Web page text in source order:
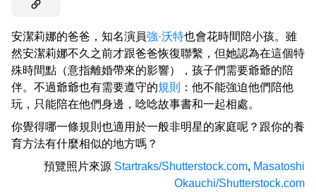
安潔莉娜的爸爸，知名演員強·沃特也會花時間陪小孩。雖
然安潔莉娜不久之前才跟爸爸恢復聯繫，但她認為在這個特
殊時間點（意指離婚帶來的影響），孩子們需要爺爺的陪
伴。不過爺爺也有需要遵守的規則
：他不能強迫他們陪他
玩，只能陪在他們身邊，唸唸故事書和一起相處。
你覺得哪一條規則也適用於一般非明星的家庭呢？跟你的養
育方法有什麼相似的地方嗎？
預覽照片來源 Startraks/Shutterstock.com, Masatoshi
Okauchi/Shutterstock.com